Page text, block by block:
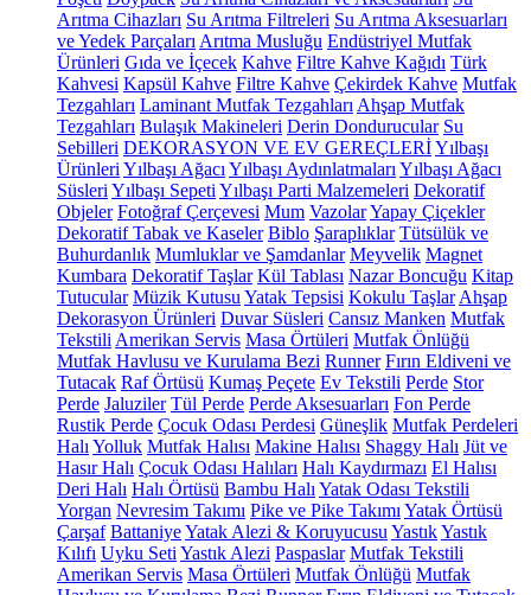
Arıtma Cihazları Su Arıtma Filtreleri Su Arıtma Aksesuarları
ve Yedek Parçaları Arıtma Musluğu Endüstriyel Mutfak
Ürünleri Gıda ve İçecek Kahve Filtre Kahve Kağıdı Türk
Kahvesi Kapsül Kahve Filtre Kahve Çekirdek Kahve Mutfak
Tezgahları Laminant Mutfak Tezgahları Ahşap Mutfak
Tezgahları Bulaşık Makineleri Derin Dondurucular Su
Sebilleri DEKORASYON VE EV GEREÇLERİYılbaşı
Ürünleri Yılbaşı Ağacı Yılbaşı Aydınlatmaları Yılbaşı Ağacı
Süsleri Yılbaşı Sepeti Yılbaşı Parti Malzemeleri Dekoratif
Objeler Fotoğraf Çerçevesi Mum VazolarYapay Çiçekler
Dekoratif Tabak ve Kaseler Biblo Şaraplıklar Tütsülük ve
Buhurdanlık Mumluklar ve Şamdanlar Meyvelik Magnet
Kumbara Dekoratif Taşlar Kül Tablası Nazar Boncuğu Kitap
Tutucular Müzik Kutusu Yatak Tepsisi Kokulu Taşlar Ahşap
Dekorasyon Ürünleri Duvar Süsleri Cansız Manken Mutfak
Tekstili Amerikan Servis Masa Örtüleri Mutfak Önlüğü
Mutfak Havlusu ve Kurulama Bezi Runner Fırın Eldiveni ve
Tutacak Raf Örtüsü Kumaş Peçete Ev Tekstili Perde Stor
Perde Jaluziler Tül Perde Perde Aksesuarları Fon Perde
Rustik Perde Çocuk Odası Perdesi Güneşlik Mutfak Perdeleri
Halı Yolluk Mutfak Halısı Makine Halısı Shaggy Halı Jüt ve
Hasır Halı Çocuk Odası Halıları Halı Kaydırmazı El Halısı
Deri Halı Halı Örtüsü Bambu Halı Yatak Odası Tekstili
Yorgan Nevresim Takımı Pike ve Pike Takımı Yatak Örtüsü
Çarşaf BattaniyeYatak Alezi & Koruyucusu YastıkYastık
Kılıfı Uyku Seti Yastık Alezi Paspaslar Mutfak Tekstili
Amerikan Servis Masa Örtüleri Mutfak Önlüğü Mutfak